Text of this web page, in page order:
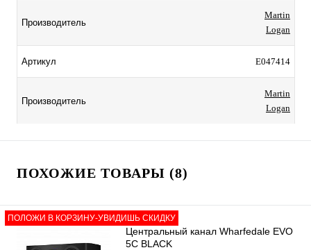
Производитель
Martin
Logan
Артикул E047414
Производитель
Martin
Logan
ПОХОЖИЕ ТОВАРЫ (8)
ПОЛОЖИ В КОРЗИНУ-УВИДИШЬ СКИДКУ
Центральный канал Wharfedale EVO
5C BLACK